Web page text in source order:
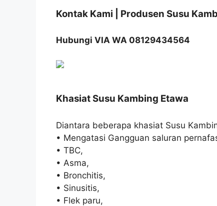
Kontak Kami | Produsen Susu
Hubungi VIA WA 08129434564
Khasiat Susu Kambing Etawa
Diantara beberapa khasiat Susu
• Mengatasi Gangguan saluran
• TBC,
• Asma,
• Bronchitis,
• Sinusitis,
• Flek paru,